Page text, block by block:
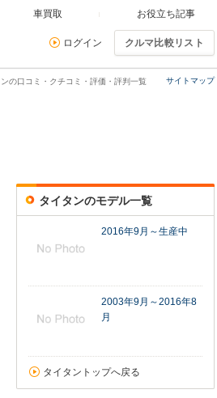
車買取 お役立ち記事
ログイン クルマ比較リスト
サイトマップ
の口コミ・クチコミ・評価・評判一覧
タイタンのモデル一覧
2016年9月～生産中
2003年9月～2016年8
月
タイタントップへ戻る